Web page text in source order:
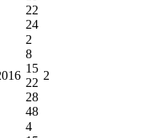
22
24
2
8
15
22
28
48
2
4